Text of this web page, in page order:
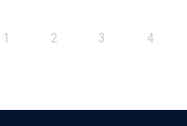
1 2 3 4